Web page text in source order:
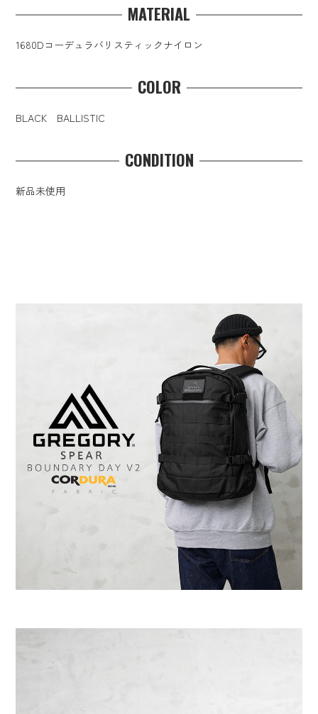
MATERIAL
1680Dコーデュラバリスティックナイロン
COLOR
BLACK BALLISTIC
CONDITION
新品未使用